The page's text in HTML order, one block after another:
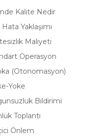
Kalite Nedir
Hata Yaklaşımı
Maliyeti
Operasyon
(Otonomasyon)
Yoke
Bildirimi
Toplantı
Önlem